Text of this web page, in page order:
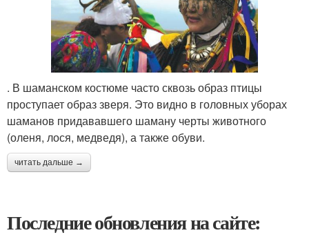
. В шаманском костюме часто сквозь образ птицы
проступает образ зверя. Это видно в головных уборах
шаманов придававшего шаману черты животного
(оленя, лося, медведя), а также обуви.
читать дальше →
Последние обновления на сайте: